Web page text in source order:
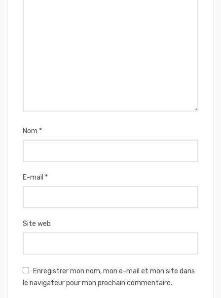
Nom *
E-mail *
Site web
Enregistrer mon nom, mon e-mail et mon site dans
le navigateur pour mon prochain commentaire.